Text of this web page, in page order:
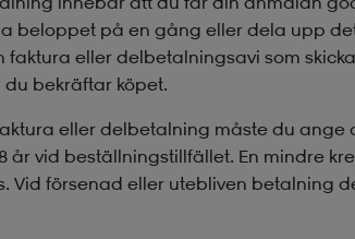
beloppet på en gång eller dela upp
eller delbetalningsavi som
du bekräftar köpet.
eller delbetalning måste du
år vid beställningstillfället. En mindre
Vid försenad eller utebliven betalning